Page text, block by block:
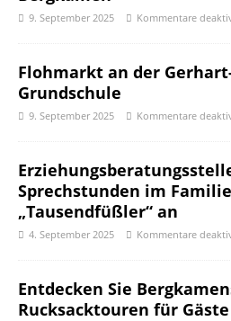
9. September 2025 Kommentare
Flohmarkt an der
Grundschule
9. September 2025 Kommentare
Sprechstunden im
„Tausendfüßler“ an
4. September 2025 Kommentare
Entdecken Sie
Rucksacktouren für